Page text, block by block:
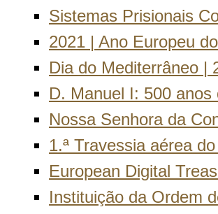
Sistemas Prisionais
2021 | Ano Europeu
Dia do Mediterrâneo |
D. Manuel I: 500 anos
Nossa Senhora da
1.ª Travessia aérea
European Digital
Instituição da Ordem